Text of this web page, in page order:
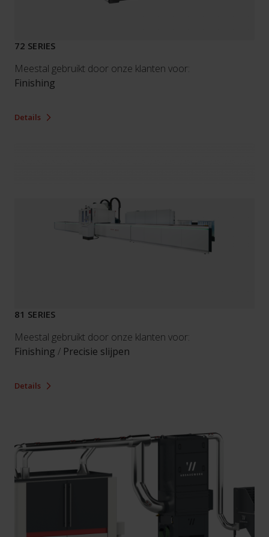
72 SERIES
Meestal gebruikt door onze klanten voor:
Finishing
Details
81 SERIES
Meestal gebruikt door onze klanten voor:
Finishing / Precisie slijpen
Details